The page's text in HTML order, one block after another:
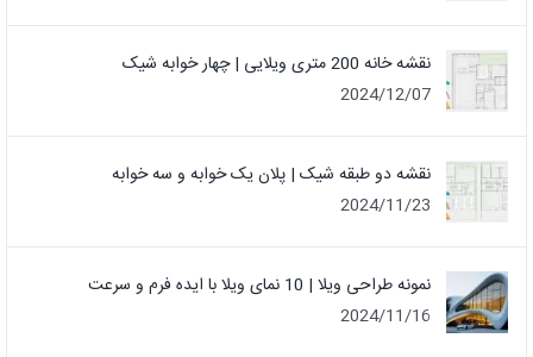
نقشه خانه 200 متری ویلایی | چهار خوابه شیک
2024/12/07
نقشه دو طبقه شیک | پلان یک خوابه و سه خوابه
2024/11/23
نمونه طراحی ویلا | 10 نمای ویلا با ایده فرم و سرعت
2024/11/16